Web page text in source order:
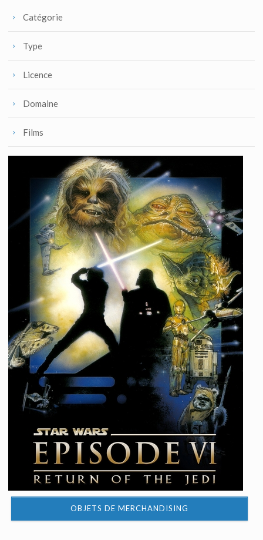
Catégorie
Type
Licence
Domaine
Films
OBJETS DE MERCHANDISING